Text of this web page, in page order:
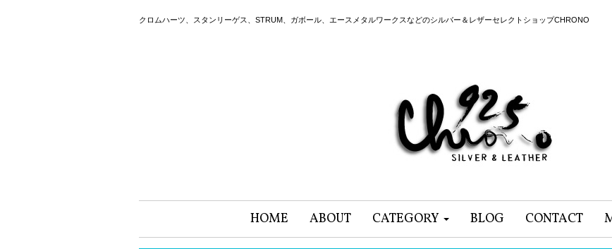
クロムハーツ、スタンリーゲス、STRUM、ガボール、エースメタルワークスなどのシルバー＆レザーセレクトショップCHRONO
HOME ABOUT CATEGORY BLOG CONTACT